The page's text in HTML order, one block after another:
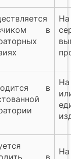
в
На
в
На